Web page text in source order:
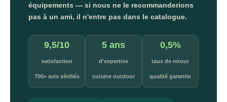
équipements — si nous ne le recommanderions
pas à un ami, il n'entre pas dans le catalogue.
9,5/10
satisfaction
700+ avis vérifiés
5 ans
d'expertise
cuisine outdoor
0,5%
taux de retour
qualité garantie